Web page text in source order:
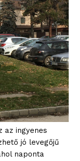
az ingyenes
jó levegőjű
naponta